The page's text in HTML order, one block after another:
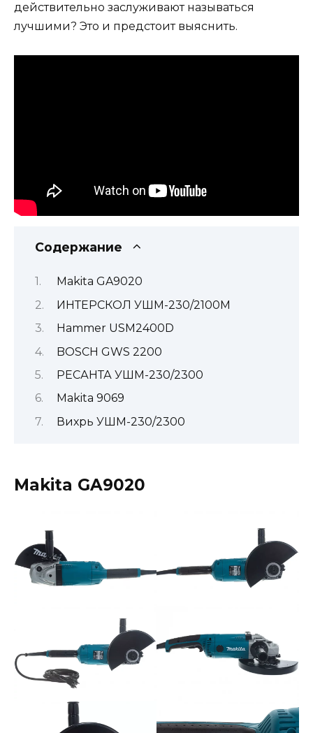
действительно заслуживают называться
лучшими? Это и предстоит выяснить.
Содержание
Makita GA9020
ИНТЕРСКОЛ УШМ-230/2100М
Hammer USM2400D
BOSCH GWS 2200
РЕСАНТА УШМ-230/2300
Makita 9069
Вихрь УШМ-230/2300
Makita GA9020